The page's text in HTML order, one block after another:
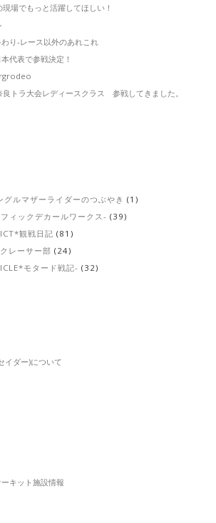
場でもっと活躍してほしい！
り-レース以外のあれこれ
代表で参戦決定！
トラ大会レディースクラス 参戦してきました。
ルマザーライダーのつぶやき (1)
ィックデカールワークス- (39)
観戦日記 (81)
レーサー部 (24)
モタード戦記- (32)
ダー)について
キット施設情報